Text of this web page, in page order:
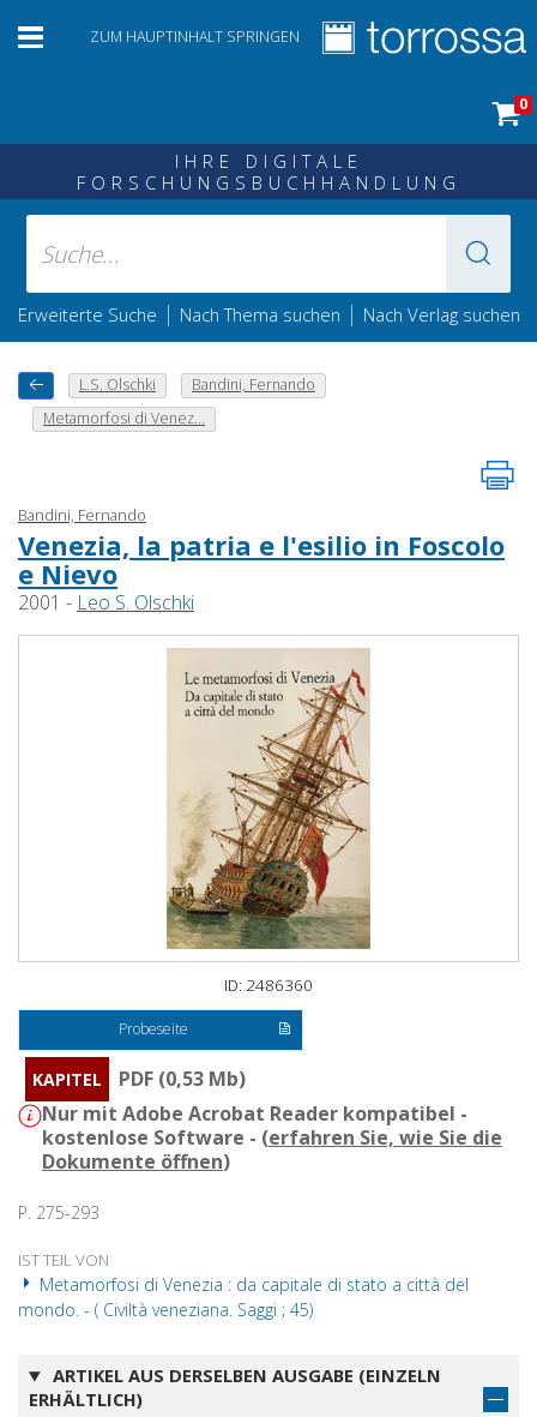
ZUM HAUPTINHALT SPRINGEN
0
IHRE DIGITALE
FORSCHUNGSBUCHHANDLUNG
Erweiterte Suche | Nach Thema suchen | Nach Verlag suchen
L.S. Olschki
Bandini, Fernando
Metamorfosi di Venez...
Bandini, Fernando
Venezia, la patria e l'esilio in Foscolo
e Nievo
2001 - Leo S. Olschki
ID: 2486360
Probeseite
KAPITEL
PDF (0,53 Mb)
Nur mit Adobe Acrobat Reader kompatibel -
kostenlose Software - (erfahren Sie, wie Sie die
Dokumente öffnen)
P. 275-293
IST TEIL VON
Metamorfosi di Venezia : da capitale di stato a città del
mondo. - ( Civiltà veneziana. Saggi ; 45)
ARTIKEL AUS DERSELBEN AUSGABE (EINZELN
ERHÄLTLICH)